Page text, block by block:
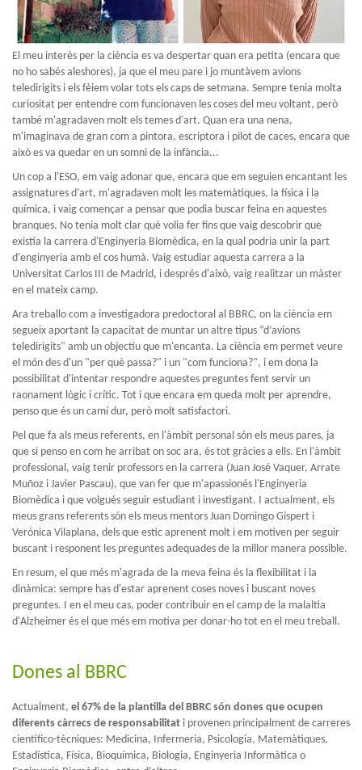
El meu interès per la ciència es va despertar quan era petita (encara que
no ho sabés aleshores), ja que el meu pare i jo muntàvem avions
teledirigits i els fèiem volar tots els caps de setmana. Sempre tenia molta
curiositat per entendre com funcionaven les coses del meu voltant, però
també m'agradaven molt els temes d'art. Quan era una nena,
m'imaginava de gran com a pintora, escriptora i pilot de caces, encara que
això es va quedar en un somni de la infància...
Un cop a l'ESO, em vaig adonar que, encara que em seguien encantant les
assignatures d'art, m'agradaven molt les matemàtiques, la física i la
química, i vaig començar a pensar que podia buscar feina en aquestes
branques. No tenia molt clar què volia fer fins que vaig descobrir que
existia la carrera d'Enginyeria Biomèdica, en la qual podria unir la part
d'enginyeria amb el cos humà. Vaig estudiar aquesta carrera a la
Universitat Carlos III de Madrid, i després d'això, vaig realitzar un màster
en el mateix camp.
Ara treballo com a investigadora predoctoral al BBRC, on la ciència em
segueix aportant la capacitat de muntar un altre tipus “d’avions
teledirigits" amb un objectiu que m'encanta. La ciència em permet veure
el món des d'un "per què passa?" i un "com funciona?", i em dona la
possibilitat d'intentar respondre aquestes preguntes fent servir un
raonament lògic i crític. Tot i que encara em queda molt per aprendre,
penso que és un camí dur, però molt satisfactori.
Pel que fa als meus referents, en l'àmbit personal són els meus pares, ja
que si penso en com he arribat on soc ara, és tot gràcies a ells. En l'àmbit
professional, vaig tenir professors en la carrera (Juan José Vaquer, Arrate
Muñoz i Javier Pascau), que van fer que m'apassionés l'Enginyeria
Biomèdica i que volgués seguir estudiant i investigant. I actualment, els
meus grans referents són els meus mentors Juan Domingo Gispert i
Verónica Vilaplana, dels que estic aprenent molt i em motiven per seguir
buscant i responent les preguntes adequades de la millor manera possible.
En resum, el que més m'agrada de la meva feina és la flexibilitat i la
dinàmica: sempre has d'estar aprenent coses noves i buscant noves
preguntes. I en el meu cas, poder contribuir en el camp de la malaltia
d'Alzheimer és el que més em motiva per donar-ho tot en el meu treball.
Dones al BBRC
Actualment, el 67% de la plantilla del BBRC són dones que ocupen
diferents càrrecs de responsabilitat i provenen principalment de carreres
cientifico-tècniques: Medicina, Infermeria, Psicologia, Matemàtiques,
Estadística, Física, Bioquímica, Biologia, Enginyeria Informàtica o